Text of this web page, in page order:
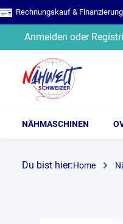
Zur
Rechnungskauf &
Anmelden oder
NÄHMASCHINEN
Du bist hier:Home